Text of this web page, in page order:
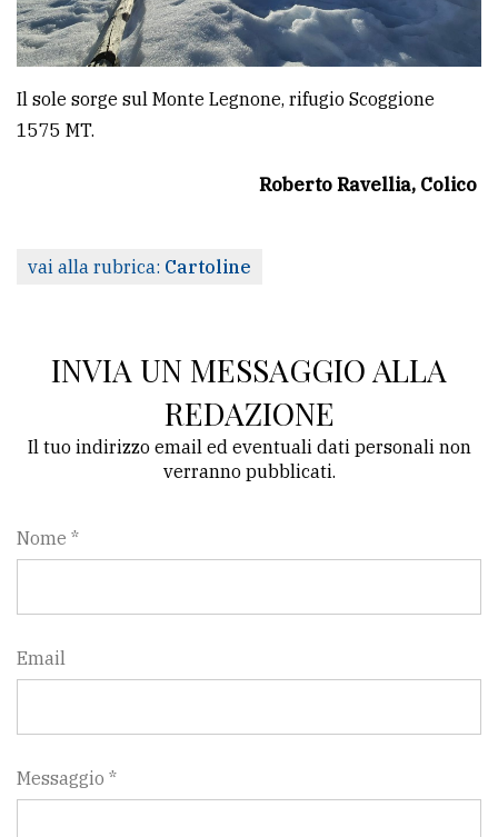
avanzata
LE
ALTRE
Privacy
Cookie
Il sole sorge sul Monte Legnone, rifugio Scoggione
1575 MT.
Roberto Ravellia, Colico
vai alla rubrica: Cartoline
INVIA UN MESSAGGIO ALLA
REDAZIONE
Il tuo indirizzo email ed eventuali dati personali non
verranno pubblicati.
Nome *
Email
Messaggio *